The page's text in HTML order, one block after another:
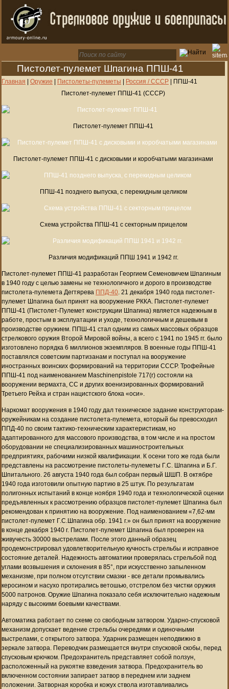
Пистолет-пулемет Шпагина ППШ-41
Главная | Оружие | Пистолеты-пулеметы | Россия / СССР | ППШ-41
Пистолет-пулемет ППШ-41 (СССР)
Пистолет-пулемет ППШ-41
Пистолет-пулемет ППШ-41 с дисковыми и коробчатыми магазинами
ППШ-41 позднего выпуска, с перекидным целиком
Схема устройства ППШ-41 с секторным прицелом
Различия модификаций ППШ 1941 и 1942 гг.
Пистолет-пулемет ППШ-41 разработан Георгием Семеновичем Шпагиным
в 1940 году с целью замены не технологичного и дорого в производстве
пистолета-пулемета Дегтярева ППД-40. 21 декабря 1940 года пистолет-
пулемет Шпагина был принят на вооружение РККА. Пистолет-пулемет
ППШ-41 (Пистолет-Пулемет конструкции Шпагина) является надежным в
работе, простым в эксплуатации и уходе, технологичным и дешевым в
производстве оружием. ППШ-41 стал одним из самых массовых образцов
стрелкового оружия Второй Мировой войны, а всего с 1941 по 1945 гг. было
изготовлено порядка 6 миллионов экземпляров. В военные годы ППШ-41
поставлялся советским партизанам и поступал на вооружение
иностранных воинских формирований на территории СССР. Трофейные
ППШ-41 под наименованием Maschinenpistole 717(r) состояли на
вооружении вермахта, СС и других военизированных формирований
Третьего Рейха и стран нацистского блока «оси».
Наркомат вооружения в 1940 году дал техническое задание конструкторам-
оружейникам на создание пистолета-пулемета, который бы превосходил
ППД-40 по своим тактико-техническим характеристикам, но
адаптированного для массового производства, в том числе и на простом
оборудовании не специализированных машиностроительных
предприятиях, рабочими низкой квалификации. К осени того же года были
представлены на рассмотрение пистолеты-пулеметы Г.С. Шпагина и Б.Г.
Шпитального. 26 августа 1940 года был собран первый ШШП. В октябре
1940 года изготовили опытную партию в 25 штук. По результатам
полигонных испытаний в конце ноября 1940 года и технологической оценки
предъявленных к рассмотрению образцов пистолет-пулемет Шпагина был
рекомендован к принятию на вооружение. Под наименованием «7,62-мм
пистолет-пулемет Г.С.Шпагина обр. 1941 г.» он был принят на вооружение
в конце декабря 1940 г. Пистолет-пулемет Шпагина был проверен на
живучесть 30000 выстрелами. После этого данный образец
продемонстрировал удовлетворительную кучность стрельбы и исправное
состояние деталей. Надежность автоматики проверялась стрельбой под
углами возвышения и склонения в 85°, при искусственно запыленном
механизме, при полном отсутствии смазки - все детали промывались
керосином и насухо протирались ветошью, отстрелом без чистки оружия
5000 патронов. Оружие Шпагина показало себя исключительно надежным
наряду с высокими боевыми качествами.
Автоматика работает по схеме со свободным затвором. Ударно-спусковой
механизм допускает ведение стрельбы очередями и одиночными
выстрелами, с открытого затвора. Ударник размещен неподвижно в
зеркале затвора. Переводчик размещается внутри спусковой скобы, перед
спусковым крючком. Предохранитель представляет собой ползун,
расположенный на рукоятке взведения затвора. Предохранитель во
включенном состоянии запирает затвор в переднем или заднем
положении. Затворная коробка и кожух ствола изготавливались